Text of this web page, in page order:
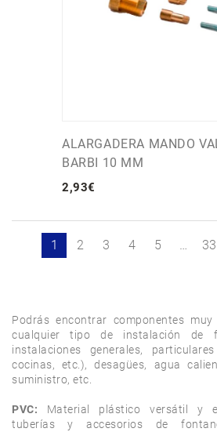
ALARGADERA MANDO
BARBI 10 MM
2,93€
1 2 3 4 5 … 33
Podrás encontrar componentes
cualquier tipo de instalación de
instalaciones generales,
cocinas, etc.), desagües, agua
suministro, etc.
PVC: Material plástico versátil y
tuberías y accesorios de